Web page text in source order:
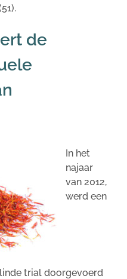
de
In het
najaar
van 2012,
werd een
trial doorgevoerd